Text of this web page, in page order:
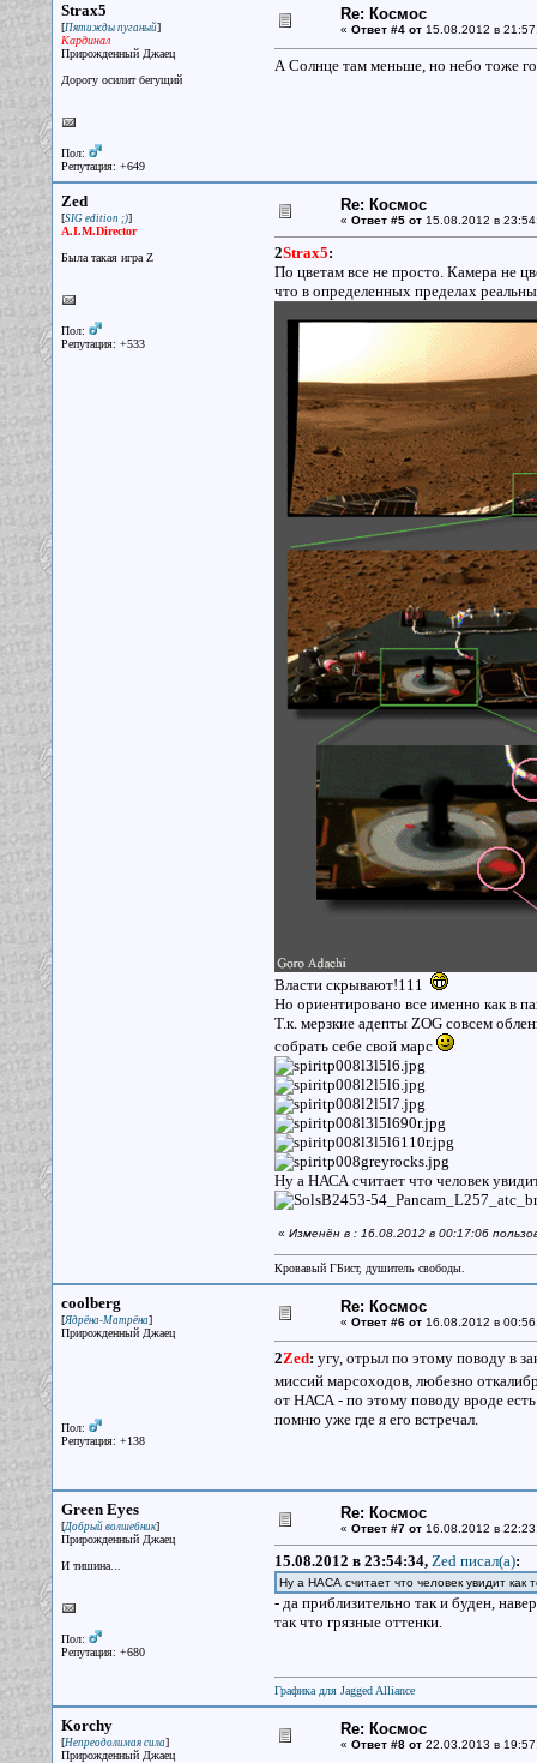
Strax5
[Пятижды пуганый]
Кардинал
Прирожденный Джаец
Дорогу осилит бегущий
Пол:
Репутация: +649
Re: Космос
« Ответ #4 от15.08.2012 в
А Солнце там меньше, но небо тоже
Zed
[SIG edition ;)]
A.I.M.Director
Была такая игра Z
Пол:
Репутация: +533
Re: Космос
« Ответ #5 от15.08.2012 в
2Strax5:
По цветам все не просто. Камера не
что в определенных пределах
Власти скрывают!111
Но ориентировано все именно как в
Т.к. мерзкие адепты ZOG совсем
собрать себе свой марс
Ну а НАСА считает что человек
« Изменён в : 16.08.2012 в 00:17:06
Кровавый ГБист, душитель свободы.
coolberg
[Ядрёна-Матрёна]
Прирожденный Джаец
Пол:
Репутация: +138
Re: Космос
« Ответ #6 от16.08.2012 в
2Zed: угу, отрыл по этому поводу в
миссий марсоходов, любезно
от НАСА - по этому поводу вроде есть
помню уже где я его встречал.
Green Eyes
[Добрый волшебник]
Прирожденный Джаец
И тишина...
Пол:
Репутация: +680
Re: Космос
« Ответ #7 от16.08.2012 в
15.08.2012 в 23:54:34, Zed писал(a):
Ну а НАСА считает что человек увидит как
- да приблизительно так и буден,
так что грязные оттенки.
Графика для Jagged Alliance
Korchy
[Непреодолимая сила]
Прирожденный Джаец
Re: Космос
« Ответ #8 от22.03.2013 в